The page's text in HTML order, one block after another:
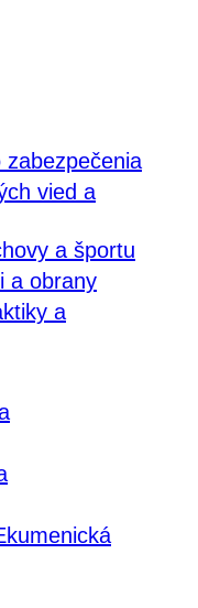
zabezpečenia
vied a
a športu
a obrany
a